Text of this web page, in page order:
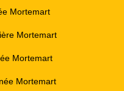
Mortemart
Mortemart
Mortemart
Mortemart